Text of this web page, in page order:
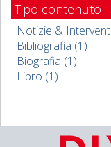
Tipo contenuto
Notizie &
Bibliografia (1)
Biografia (1)
Libro (1)